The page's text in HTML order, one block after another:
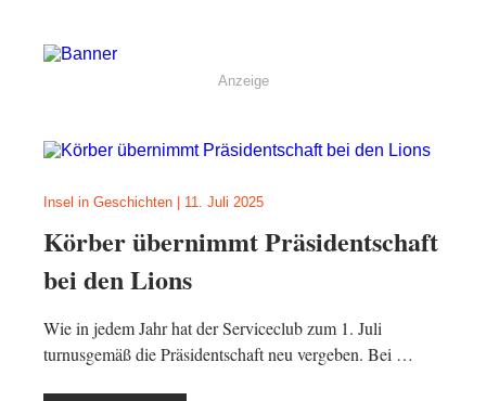
Anzeige
Insel in Geschichten 11. Juli 2025
Körber übernimmt Präsidentschaft
bei den Lions
Wie in jedem Jahr hat der Serviceclub zum 1. Juli
turnusgemäß die Präsidentschaft neu vergeben. Bei …